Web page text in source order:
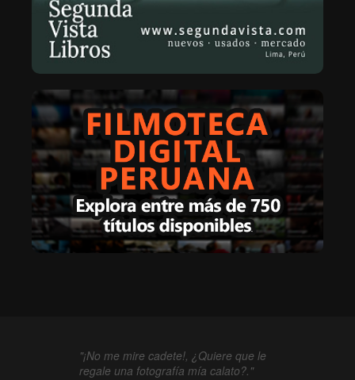
"¡No me mire cadete!, ¿Quiere que le
regale una fotografía mía calato?."